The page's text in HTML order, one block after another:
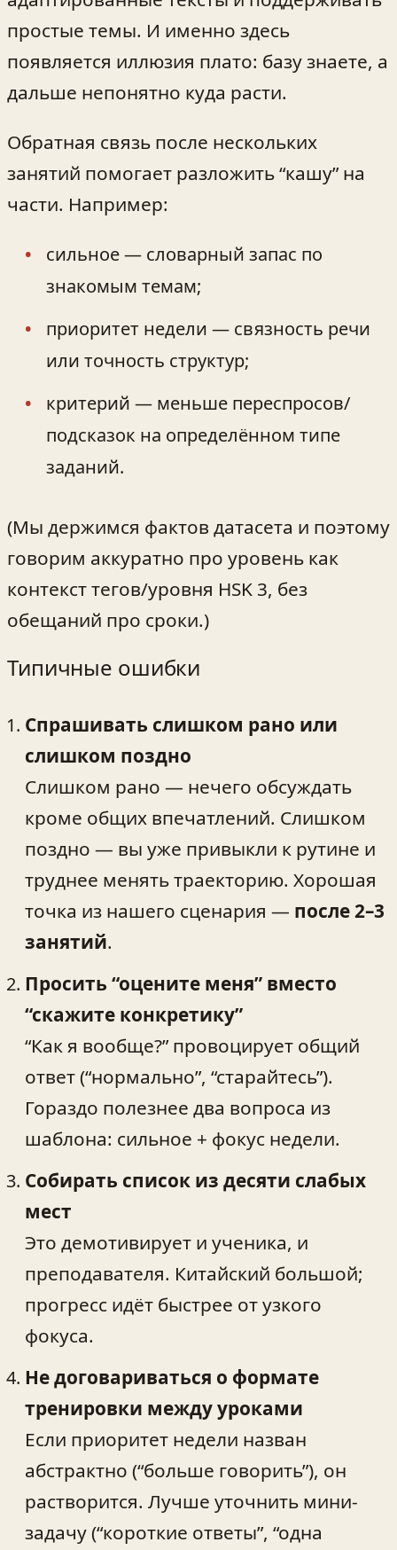
простые темы. И именно здесь
появляется иллюзия плато: базу знаете, а
дальше непонятно куда расти.
Обратная связь после нескольких
занятий помогает разложить “кашу” на
части. Например:
сильное — словарный запас по
знакомым темам;
приоритет недели — связность речи
или точность структур;
критерий — меньше переспросов/
подсказок на определённом типе
заданий.
(Мы держимся фактов датасета и поэтому
говорим аккуратно про уровень как
контекст тегов/уровня HSK 3, без
обещаний про сроки.)
Типичные ошибки
Спрашивать слишком рано или
слишком поздно
Слишком рано — нечего обсуждать
кроме общих впечатлений. Слишком
поздно — вы уже привыкли к рутине и
труднее менять траекторию. Хорошая
точка из нашего сценария — после 2–3
занятий.
Просить “оцените меня” вместо
“скажите конкретику”
“Как я вообще?” провоцирует общий
ответ (“нормально”, “старайтесь”).
Гораздо полезнее два вопроса из
шаблона: сильное + фокус недели.
Собирать список из десяти слабых
мест
Это демотивирует и ученика, и
преподавателя. Китайский большой;
прогресс идёт быстрее от узкого
фокуса.
Не договариваться о формате
тренировки между уроками
Если приоритет недели назван
абстрактно (“больше говорить”), он
растворится. Лучше уточнить мини-
задачу (“короткие ответы”, “одна